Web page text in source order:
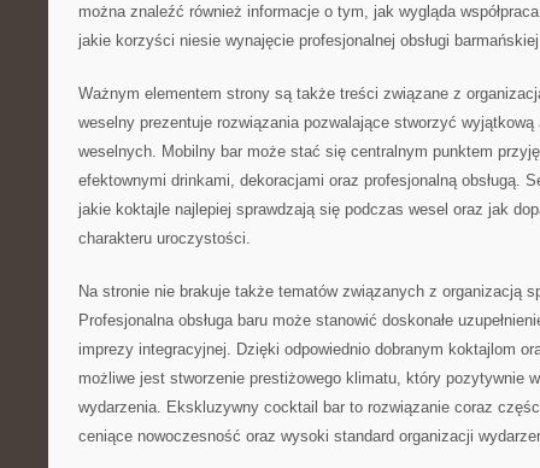
można znaleźć również informacje o tym, jak wygląda
jakie korzyści niesie wynajęcie profesjonalnej obsługi
Ważnym elementem strony są także treści związane z
weselny prezentuje rozwiązania pozwalające stworzyć
weselnych. Mobilny bar może stać się centralnym punktem
efektownymi drinkami, dekoracjami oraz profesjonalną obsługą.
jakie koktajle najlepiej sprawdzają się podczas wesel oraz jak
charakteru uroczystości.
Na stronie nie brakuje także tematów związanych z organizacją
Profesjonalna obsługa baru może stanowić doskonałe
imprezy integracyjnej. Dzięki odpowiednio dobranym koktajlom
możliwe jest stworzenie prestiżowego klimatu, który pozytywnie
wydarzenia. Ekskluzywny cocktail bar to rozwiązanie coraz
ceniące nowoczesność oraz wysoki standard organizacji